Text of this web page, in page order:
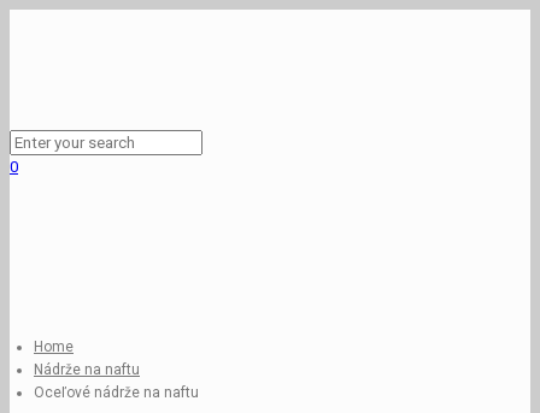
0
Home
Nádrže na naftu
Oceľové nádrže na naftu